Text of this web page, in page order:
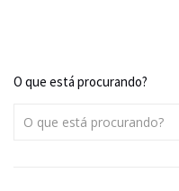
O que está procurando?